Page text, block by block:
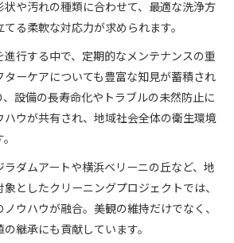
状や汚れの種類に合わせて、最適な洗浄方
る柔軟な対応力が求められます。
進行する中で、定期的なメンテナンスの重
ターケアについても豊富な知見が蓄積され
設備の長寿命化やトラブルの未然防止に
ハウが共有され、地域社会全体の衛生環境
ダムアートや横浜ベリーニの丘など、地
としたクリーニングプロジェクトでは、
ウハウが融合。美観の維持だけでなく、
継承にも貢献しています。